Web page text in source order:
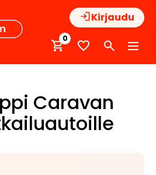
Kirjaudu
0
Caravan